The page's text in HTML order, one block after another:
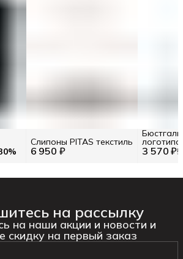
% 6 950 ₽
Слипоны PITAS текстиль
3 570 ₽
на рассылку
на наши акции и новости и
скидку на первый заказ